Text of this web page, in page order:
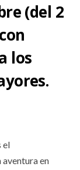
(del 2
los
el
en